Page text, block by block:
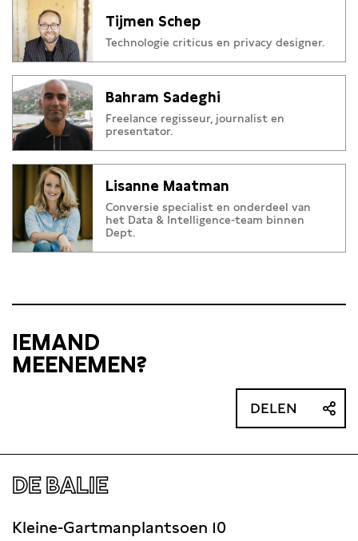
Tijmen Schep
Technologie criticus en privacy designer.
Bahram Sadeghi
Freelance regisseur, journalist en
presentator.
Lisanne Maatman
Conversie specialist en onderdeel van
het Data & Intelligence-team binnen
Dept.
IEMAND
MEENEMEN?
DELEN
DE BALIE
Kleine-Gartmanplantsoen 10